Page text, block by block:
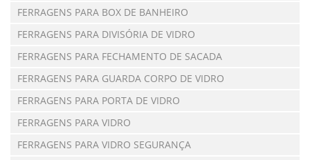
FERRAGENS PARA BOX DE BANHEIRO
FERRAGENS PARA DIVISÓRIA DE VIDRO
FERRAGENS PARA FECHAMENTO DE SACADA
FERRAGENS PARA GUARDA CORPO DE VIDRO
FERRAGENS PARA PORTA DE VIDRO
FERRAGENS PARA VIDRO
FERRAGENS PARA VIDRO SEGURANÇA